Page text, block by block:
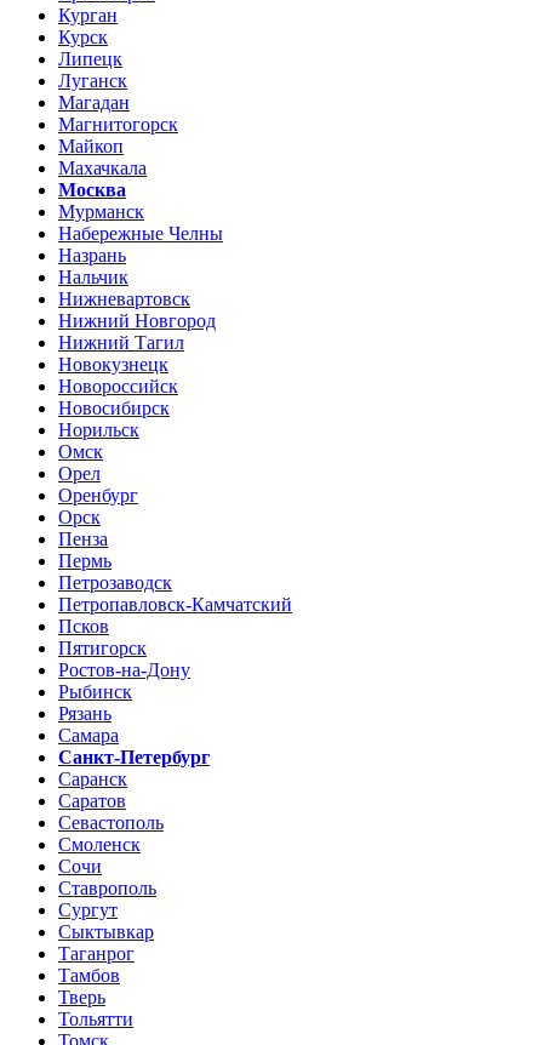
Курган
Курск
Липецк
Луганск
Магадан
Магнитогорск
Майкоп
Махачкала
Москва
Мурманск
Набережные Челны
Назрань
Нальчик
Нижневартовск
Нижний Новгород
Нижний Тагил
Новокузнецк
Новороссийск
Новосибирск
Норильск
Омск
Орел
Оренбург
Орск
Пенза
Пермь
Петрозаводск
Петропавловск-Камчатский
Псков
Пятигорск
Ростов-на-Дону
Рыбинск
Рязань
Самара
Санкт-Петербург
Саранск
Саратов
Севастополь
Смоленск
Сочи
Ставрополь
Сургут
Сыктывкар
Таганрог
Тамбов
Тверь
Тольятти
Томск